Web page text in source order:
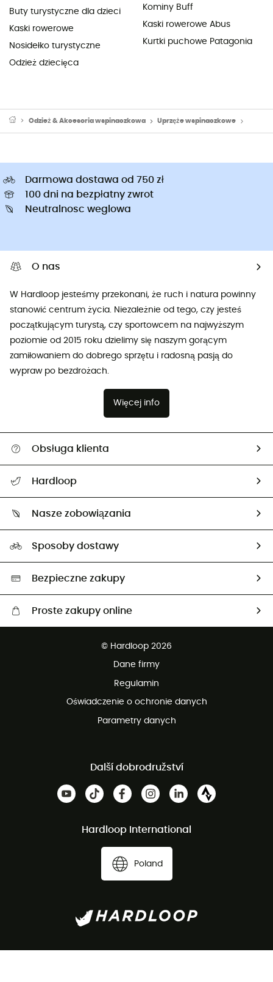
Buty turystyczne dla dzieci
Kaski rowerowe
Nosidełko turystyczne
Odzież dziecięca
Kominy Buff
Kaski rowerowe Abus
Kurtki puchowe Patagonia
Odzież & Akcesoria wspinaczkowa Uprzęże wspinaczkowe
Darmowa dostawa od 750 zł
100 dni na bezpłatny zwrot
Neutralnosc weglowa
O nas
W Hardloop jesteśmy przekonani, że ruch i natura powinny
stanowić centrum życia. Niezależnie od tego, czy jesteś
początkującym turystą, czy sportowcem na najwyższym
poziomie od 2015 roku dzielimy się naszym gorącym
zamiłowaniem do dobrego sprzętu i radosną pasją do
wypraw po bezdrożach.
Więcej info
Obsługa klienta
Śledzenie przesyłki
Zwrot artykułów i zwrot środków
Hardloop
Ambasadorzy
Nasze zobowiązania
Neutralność węglowa
Wybrane produkty eko
Sposoby dostawy
Bezpieczne zakupy
Proste zakupy online
100 dni na bezpłatny zwrot
© Hardloop 2026
Dane firmy
Regulamin
Oświadczenie o ochronie danych
Parametry danych
Další dobrodružství
Hardloop International
Poland